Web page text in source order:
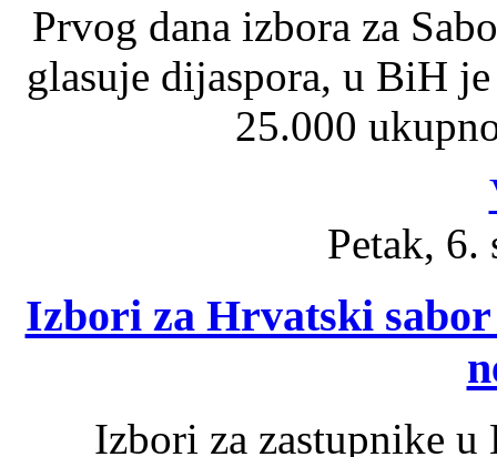
Prvog dana izbora za
glasuje dijaspora, u BiH
25.000
Petak, 6.
Izbori za Hrvatski
Izbori za zastupnike u